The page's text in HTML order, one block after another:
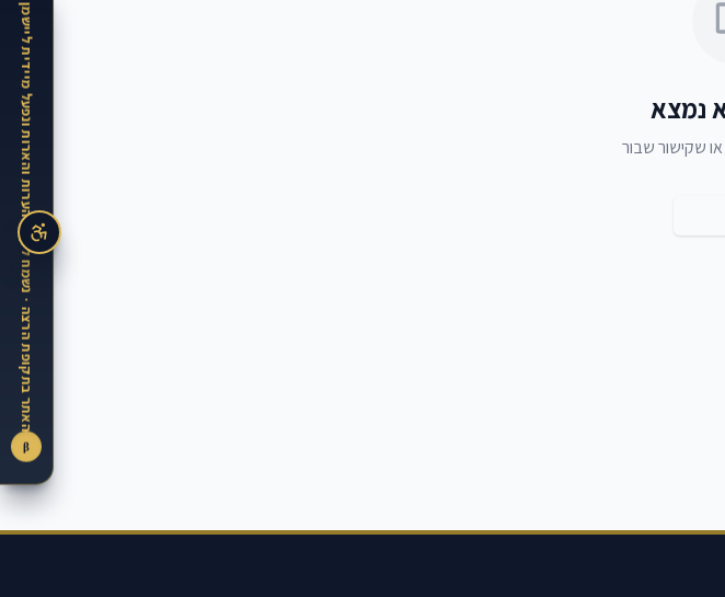
β
האתר בתקופת הרצה · נשמח לקבל הערות והארות ונפעל מיידית ליישמן נמצא
שקישור שבור